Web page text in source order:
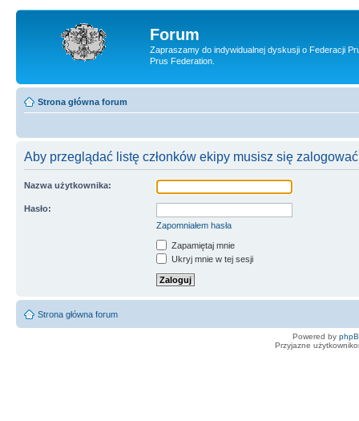
Forum
Zapraszamy do indywidualnej dyskusji o Federacji
Prus Federation.
Strona główna forum
Aby przeglądać listę członków ekipy musisz się
Nazwa użytkownika:
Hasło:
Zapomniałem hasła
Zapamiętaj mnie
Ukryj mnie w tej sesji
Strona główna forum
Powered by
Przyjazne